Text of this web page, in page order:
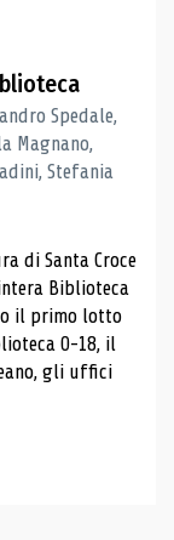
Spedale,
Magnano,
Stefania
di Santa Croce
Biblioteca
il primo lotto
0-18, il
gli uffici